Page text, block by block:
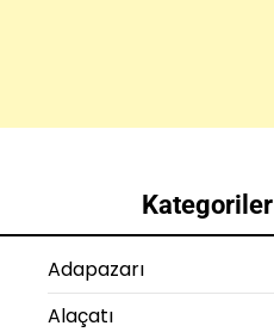
Kategoriler
Adapazarı
Alaçatı